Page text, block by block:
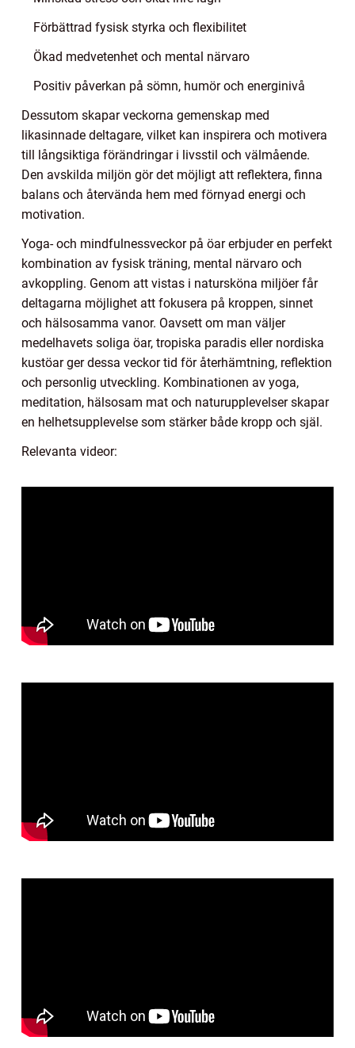
Förbättrad fysisk styrka och flexibilitet
Ökad medvetenhet och mental närvaro
Positiv påverkan på sömn, humör och energinivå
Dessutom skapar veckorna gemenskap med
likasinnade deltagare, vilket kan inspirera och motivera
till långsiktiga förändringar i livsstil och välmående.
Den avskilda miljön gör det möjligt att reflektera, finna
balans och återvända hem med förnyad energi och
motivation.
Yoga- och mindfulnessveckor på öar erbjuder en perfekt
kombination av fysisk träning, mental närvaro och
avkoppling. Genom att vistas i natursköna miljöer får
deltagarna möjlighet att fokusera på kroppen, sinnet
och hälsosamma vanor. Oavsett om man väljer
medelhavets soliga öar, tropiska paradis eller nordiska
kustöar ger dessa veckor tid för återhämtning, reflektion
och personlig utveckling. Kombinationen av yoga,
meditation, hälsosam mat och naturupplevelser skapar
en helhetsupplevelse som stärker både kropp och själ.
Relevanta videor: